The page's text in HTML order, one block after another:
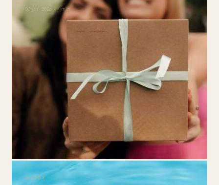
03 Juil 2026 · 4 min
BIJOUX